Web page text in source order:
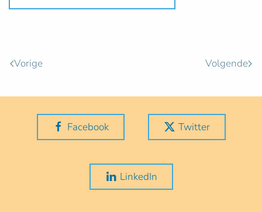
Vorige Volgende
Facebook Twitter
LinkedIn